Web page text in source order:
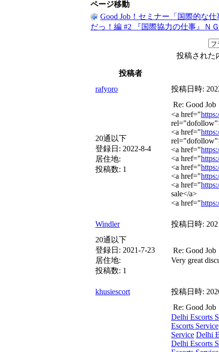
ページ移動
Good Job！セミナー「国際的な
だっ！編 #2 『国際協力の仕事』Ｎ
投稿された
投稿者
rafyoro
投稿日時:
20通以下
登録日: 2022-8-4
居住地:
投稿数: 1
Re: Good
<a href="
<a href="
<a href="
<a href="
<a href="
<a href="
<a href="
sale</a>
<a href="
Windler 投稿日時:
20通以下
登録日: 2021-7-23
居住地:
投稿数: 1
Re: Good
Very great
khusiescort 投稿日時:
Re: Good
Delhi Escorts
Escorts Service
Service Delhi
Delhi Escorts